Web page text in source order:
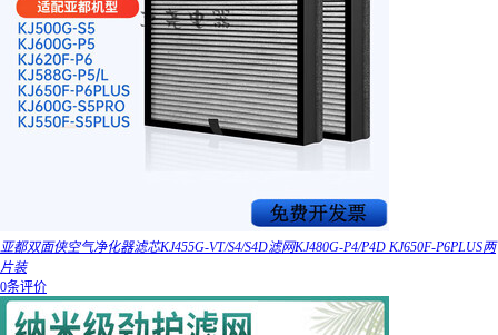
亚都双面侠空气净化器滤芯KJ455G-VT/S4/S4D滤网KJ480G-P4/P4D KJ650F-P6PLUS两
片装
0条评价